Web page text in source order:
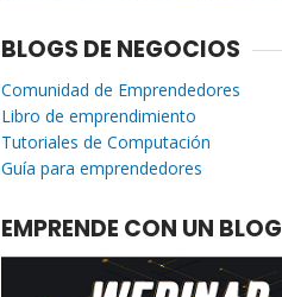
BLOGS DE NEGOCIOS
Comunidad de Emprendedores
Libro de emprendimiento
Tutoriales de Computación
Guía para emprendedores
EMPRENDE CON UN BLOG